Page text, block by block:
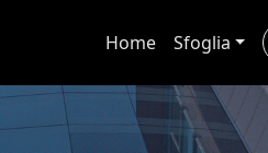
Home Sfoglia